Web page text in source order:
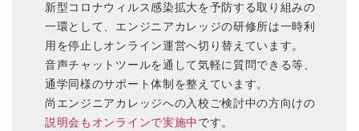
新型コロナウィルス感染拡大を予防する取り組みの
一環として、エンジニアカレッジの研修所は一時利
用を停止しオンライン運営へ切り替えています。
音声チャットツールを通して気軽に質問できる等、
通学同様のサポート体制を整えています。
尚エンジニアカレッジへの入校ご検討中の方向けの
説明会もオンラインで実施中 です。